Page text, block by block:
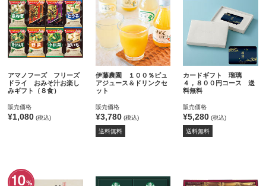
アマノフーズ フリーズ
ドライ おみそ汁お楽し
みギフト（８食）
販売価格
¥1,080 (税込)
伊藤農園 １００％ピュ
アジュース＆ドリンクセ
ット
販売価格
¥3,780(税込)
送料無料
カードギフト 瑠璃
４，８００円コース 送
料無料
販売価格
¥5,280 (税込)
送料無料